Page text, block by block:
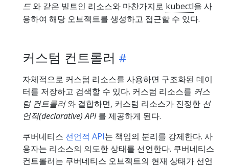
드 와 같은 빌트인 리소스와 마찬가지로 kubectl을 사
용하여 해당 오브젝트를 생성하고 접근할 수 있다.
커스텀 컨트롤러
자체적으로 커스텀 리소스를 사용하면 구조화된 데이
터를 저장하고 검색할 수 있다. 커스텀 리소스를 커스
텀 컨트롤러와 결합하면, 커스텀 리소스가 진정한 선
언적(declarative) API를 제공하게 된다.
쿠버네티스 선언적 API는 책임의 분리를 강제한다. 사
용자는 리소스의 의도한 상태를 선언한다. 쿠버네티스
컨트롤러는 쿠버네티스 오브젝트의 현재 상태가 선언